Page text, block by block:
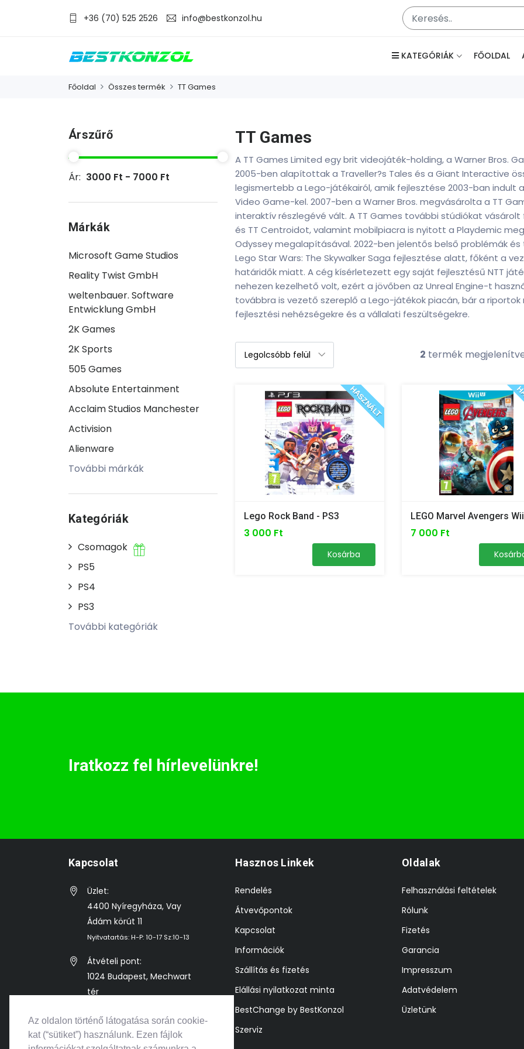
Az oldalon történő látogatása során cookie-
kat (“sütiket”) használunk. Ezen fájlok
+36 (70) 525 2526 info@bestkonzol.hu
KATEGÓRIÁK FŐOLDAL
Főoldal Összes termék TT Games
TT Games
A TT Games Limited egy brit videojáték-holding, a Warner Bros.
2005-ben alapítottak a Traveller?s Tales és a Giant Interactive
legismertebb a Lego-játékairól, amik fejlesztése 2003-ban indult
Video Game-kel. 2007-ben a Warner Bros. megvásárolta a TT
interaktív részlegévé vált. A TT Games további stúdiókat vásárolt
és TT Centroidot, valamint mobilpiacra is nyitott a Playdemic
Odyssey megalapításával. 2022-ben jelentős belső problémák
Lego Star Wars: The Skywalker Saga fejlesztése alatt, főként a
határidők miatt. A cég kísérletezett egy saját fejlesztésű NTT
nehezen kezelhető volt, ezért a jövőben az Unreal Engine-t
továbbra is vezető szereplő a Lego-játékok piacán, bár a
fejlesztési nehézségekre és a vállalati feszültségekre.
2 termék
HASZNÁLT
Lego Rock Band - PS3
3 000 Ft
Kosárba
LEGO Marvel Avengers
7 000 Ft
Árszűrő
Ár: 3000 Ft - 7000 Ft
Márkák
Microsoft Game Studios
Reality Twist GmbH
weltenbauer. Software
Entwicklung GmbH
2K Games
2K Sports
505 Games
Absolute Entertainment
Acclaim Studios Manchester
Activision
Alienware
További márkák
Kategóriák
Csomagok
PS5
PS4
PS3
További kategóriák
Iratkozz fel hírlevelünkre!
Kapcsolat
Üzlet:
4400 Nyíregyháza, Vay
Ádám körút 11
Nyitvatartás: H-P: 10-17 Sz:10-13
Átvételi pont:
1024 Budapest, Mechwart
tér
info@bestkonzol.hu
Hasznos Linkek
Rendelés
Átvevőpontok
Kapcsolat
Információk
Szállítás és fizetés
Elállási nyilatkozat minta
BestChange by BestKonzol
Szerviz
Oldalak
Felhasználási feltételek
Rólunk
Fizetés
Garancia
Impresszum
Adatvédelem
Üzletünk